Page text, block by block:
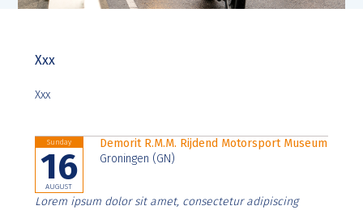
Xxx
Xxx
Sunday
16
AUGUST
Demorit R.M.M. Rijdend Motorsport Museum
Groningen (GN)
Lorem ipsum dolor sit amet, consectetur adipiscing